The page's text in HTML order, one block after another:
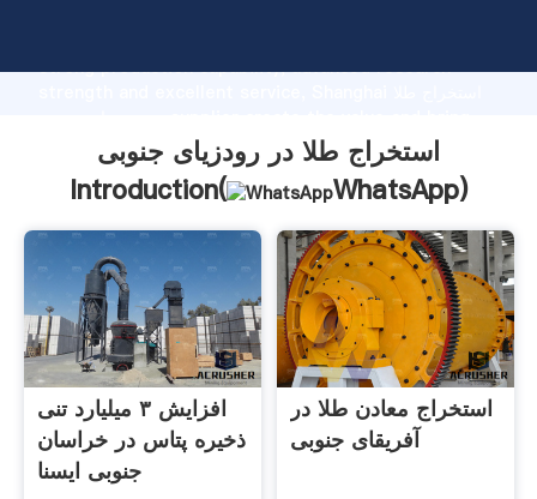
strong production capability, advanced research
values to all of customers.
استخراج طلا در رودزیای جنوبی
Introduction(
WhatsApp)
افزایش ۳ میلیارد تنی
ذخیره پتاس در خراسان
جنوبی ایسنا
استخراج معادن طلا در
آفریقای جنوبی